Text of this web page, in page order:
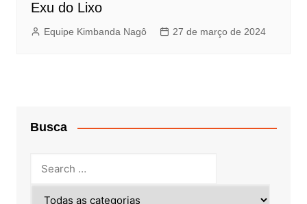
Exu do Lixo
Equipe Kimbanda Nagô 27 de março de 2024
Busca